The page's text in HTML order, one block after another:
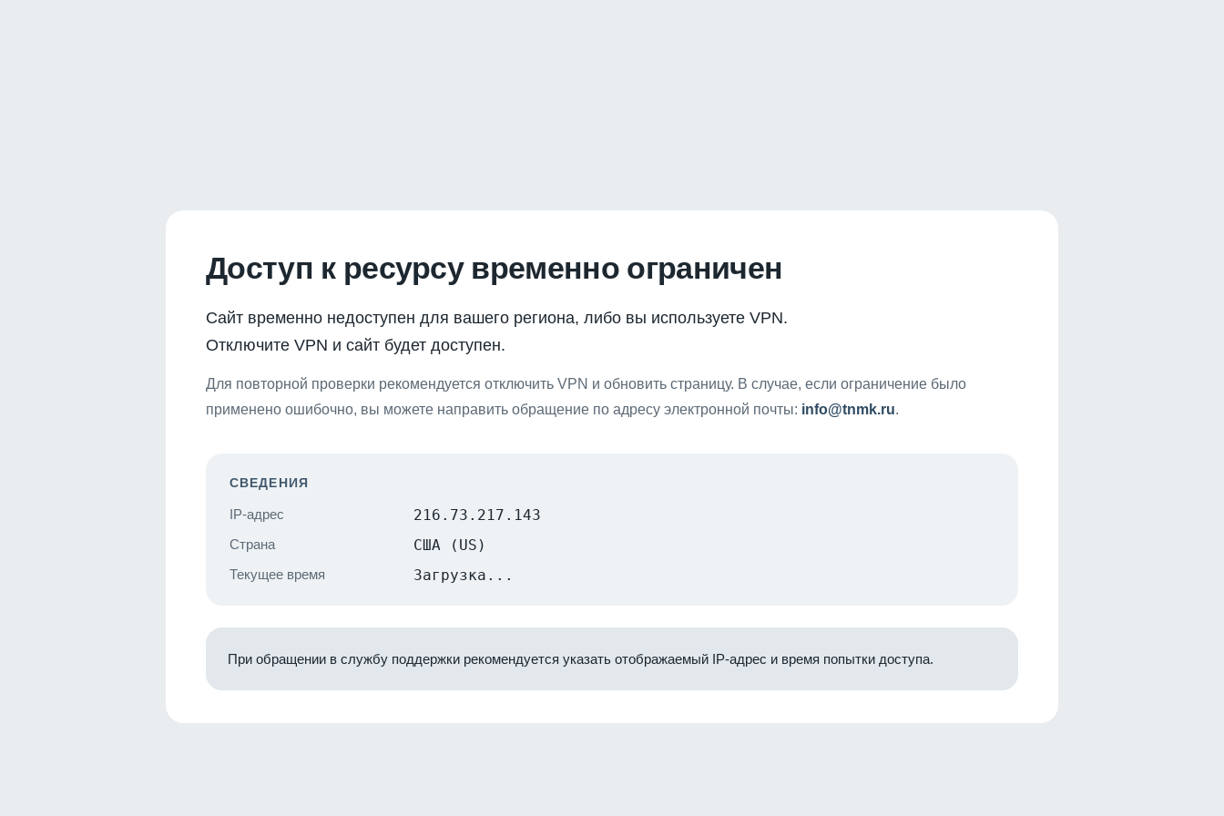
Доступ к ресурсу временно ограничен
Сайт временно недоступен для вашего региона, либо вы используете VPN.
Отключите VPN и сайт будет доступен.
Для повторной проверки рекомендуется отключить VPN и обновить страницу. В случае, если ограничение было
применено ошибочно, вы можете направить обращение по адресу электронной почты: info@tnmk.ru.
СВЕДЕНИЯ
IP-адрес 216.73.217.143
Страна США (US)
Текущее время Загрузка...
При обращении в службу поддержки рекомендуется указать отображаемый IP-адрес и время попытки доступа.